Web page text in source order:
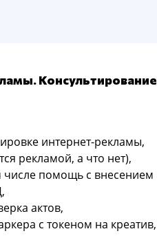
Консультирование
интернет-рекламы,
рекламой, а что нет),
помощь с внесением
актов,
с токеном на креатив,